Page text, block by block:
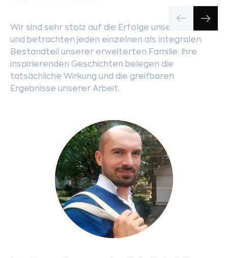
Wir sind sehr stolz auf die Erfolge unserer Kunden
und betrachten jeden einzelnen als integralen
Bestandteil unserer erweiterten Familie. Ihre
inspirierenden Geschichten belegen die
tatsächliche Wirkung und die greifbaren
Ergebnisse unserer Arbeit.